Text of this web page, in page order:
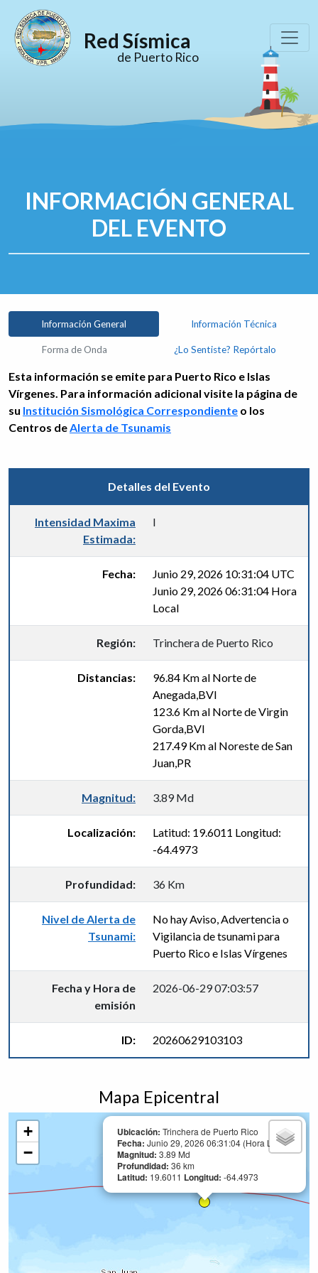
Red Sísmica
de Puerto Rico
INFORMACIÓN GENERAL
DEL EVENTO
Información General Información Técnica
Forma de Onda ¿Lo Sentiste? Repórtalo
Esta información se emite para Puerto Rico e Islas
Vírgenes. Para información adicional visite la página de
su Institución Sismológica Correspondiente o los
Centros deAlerta de Tsunamis
Detalles del Evento
Intensidad Maxima
Estimada:
I
Fecha:
Junio 29, 2026 10:31:04 UTC
Junio 29, 2026 06:31:04 Hora
Local
Región: Trinchera de Puerto Rico
Distancias:
96.84 Km al Norte de
Anegada,BVI
123.6 Km al Norte de Virgin
Gorda,BVI
217.49 Km al Noreste de San
Juan,PR
Magnitud: 3.89 Md
Localización:
Latitud: 19.6011 Longitud:
-64.4973
Profundidad: 36 Km
Nivel de Alerta de
Tsunami:
No hay Aviso, Advertencia o
Vigilancia de tsunami para
Puerto Rico e Islas Vírgenes
Fecha y Hora de
emisión
2026-06-29 07:03:57
ID: 20260629103103
Mapa Epicentral
Ubicación: Trinchera de Puerto Rico
Fecha: Junio 29, 2026 06:31:04 (Hora Local)
Magnitud: 3.89 Md
Profundidad: 36 km
Latitud: 19.6011 Longitud: -64.4973
+
−